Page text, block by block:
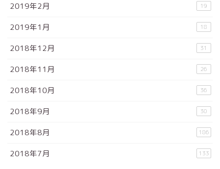
2019年2月 19
2019年1月 18
2018年12月 31
2018年11月 26
2018年10月 36
2018年9月 30
2018年8月 186
2018年7月 133